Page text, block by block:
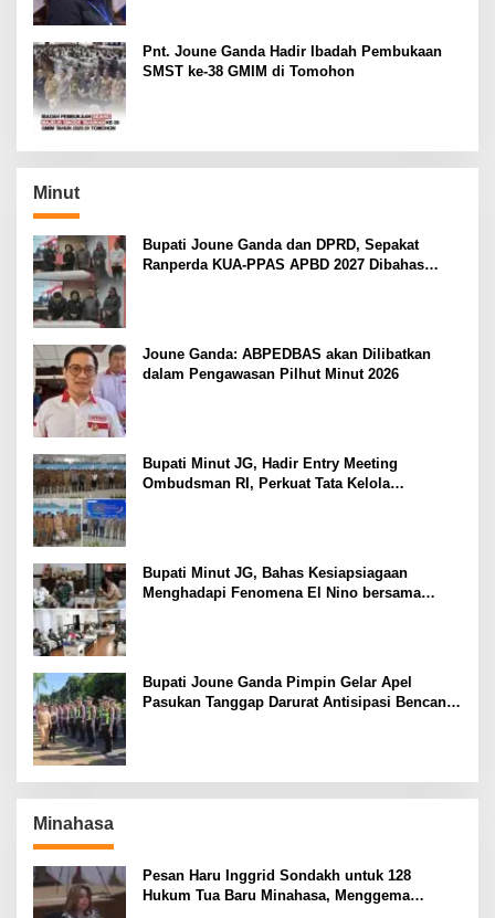
Pnt. Joune Ganda Hadir Ibadah Pembukaan
SMST ke-38 GMIM di Tomohon
Minut
Bupati Joune Ganda dan DPRD, Sepakat
Ranperda KUA-PPAS APBD 2027 Dibahas
Joune Ganda: ABPEDBAS akan Dilibatkan
dalam Pengawasan Pilhut Minut 2026
Bupati Minut JG, Hadir Entry Meeting
Ombudsman RI, Perkuat Tata Kelola
Bupati Minut JG, Bahas Kesiapsiagaan
Menghadapi Fenomena El Nino bersama
Bupati Joune Ganda Pimpin Gelar Apel
Pasukan Tanggap Darurat Antisipasi Bencana
Minahasa
Pesan Haru Inggrid Sondakh untuk 128
Hukum Tua Baru Minahasa, Menggema